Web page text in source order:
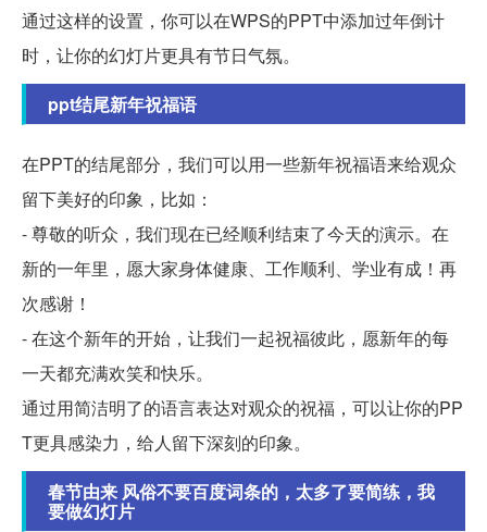
通过这样的设置，你可以在WPS的PPT中添加过年倒计
时，让你的幻灯片更具有节日气氛。
ppt结尾新年祝福语
在PPT的结尾部分，我们可以用一些新年祝福语来给观众
留下美好的印象，比如：
- 尊敬的听众，我们现在已经顺利结束了今天的演示。在
新的一年里，愿大家身体健康、工作顺利、学业有成！再
次感谢！
- 在这个新年的开始，让我们一起祝福彼此，愿新年的每
一天都充满欢笑和快乐。
通过用简洁明了的语言表达对观众的祝福，可以让你的PP
T更具感染力，给人留下深刻的印象。
春节由来 风俗不要百度词条的，太多了要简练，我
要做幻灯片